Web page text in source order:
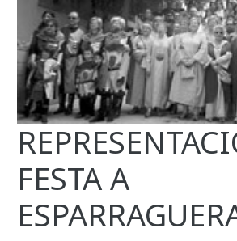
FESTA A